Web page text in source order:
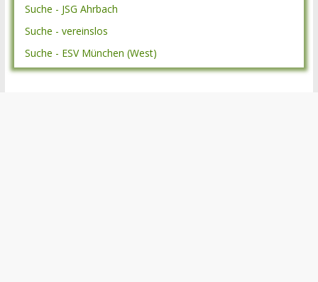
Suche - JSG Ahrbach
Suche - vereinslos
Suche - ESV München (West)